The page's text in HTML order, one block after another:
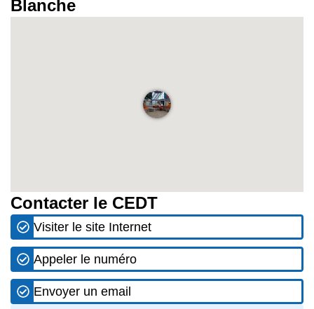
Blanche
Contacter le CEDT
Visiter le site Internet
Appeler le numéro
Envoyer un email